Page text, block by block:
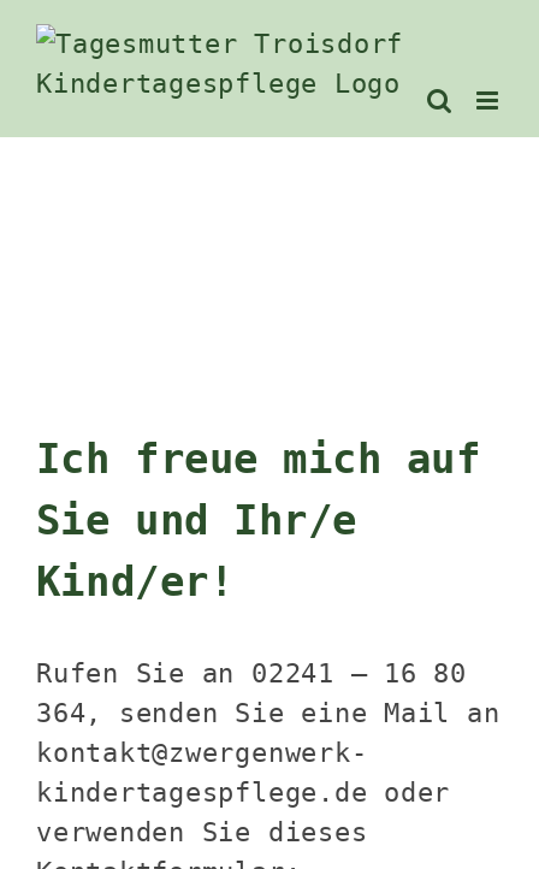
Zum
Inhalt
springen
Ich freue mich auf
Sie und Ihr/e
Kind/er!
Rufen Sie an 02241 – 16 80
364 , senden Sie eine Mail an
kontakt@zwergenwerk-
kindertagespflege.de oder
verwenden Sie dieses